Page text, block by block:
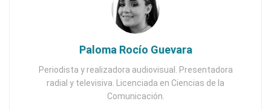
Paloma Rocío Guevara
Periodista y realizadora audiovisual. Presentadora
radial y televisiva. Licenciada en Ciencias de la
Comunicación.